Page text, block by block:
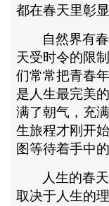
都在春天里彰
自然界有
天受时令的限
们常常把青春
是人生最完美
满了朝气，充
生旅程才刚开
图等待着手中
人生的春
取决于人生的